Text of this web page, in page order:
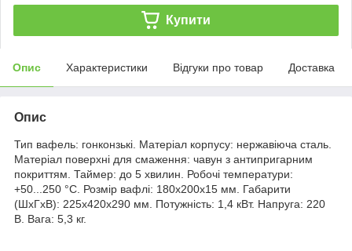
Купити
Опис Характеристики Відгуки про товар Доставка
Опис
Тип вафель: гонконзькі. Матеріал корпусу: нержавіюча сталь.
Матеріал поверхні для смаження: чавун з антипригарним
покриттям. Таймер: до 5 хвилин. Робочі температури:
+50...250 °С. Розмір вафлі: 180х200х15 мм. Габарити
(ШхГхВ): 225х420х290 мм. Потужність: 1,4 кВт. Напруга: 220
В. Вага: 5,3 кг.